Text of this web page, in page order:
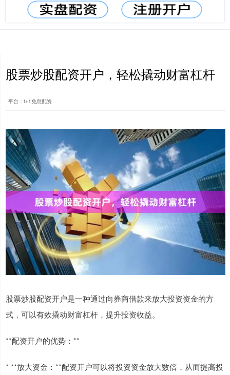
股票炒股配资开户，轻松撬动财富杠杆
平台：t+1免息配资
股票炒股配资开户是一种通过向券商借款来放大投资资金的方
式，可以有效撬动财富杠杆，提升投资收益。
**配资开户的优势：**
* **放大资金：**配资开户可以将投资资金放大数倍，从而提高投